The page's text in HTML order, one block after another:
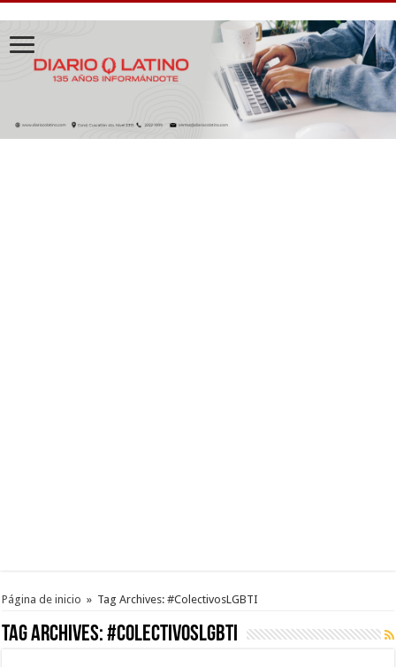
Página de inicio » Tag Archives: #ColectivosLGBTI
Tag Archives:#ColectivosLGBTI